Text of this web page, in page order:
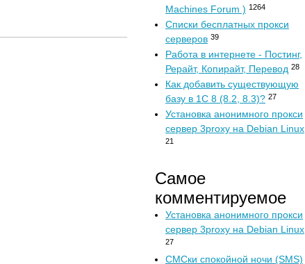
Machines Forum ) 1264
Списки бесплатных прокси
серверов 39
Работа в интернете - Постинг,
Рерайт, Копирайт, Перевод 28
Как добавить существующую
базу в 1С 8 (8.2, 8.3)? 27
Установка анонимного прокси
сервер 3proxy на Debian Linux
21
Самое
комментируемое
Установка анонимного прокси
сервер 3proxy на Debian Linux
27
СМСки спокойной ночи (SMS)